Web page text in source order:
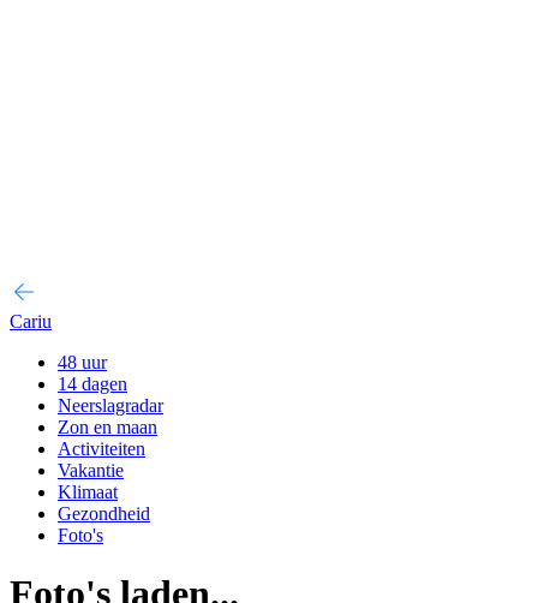
Cariu
48 uur
14 dagen
Neerslagradar
Zon en maan
Activiteiten
Vakantie
Klimaat
Gezondheid
Foto's
Foto's laden...